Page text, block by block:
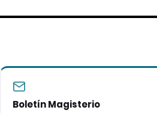
Boletín Magisterio